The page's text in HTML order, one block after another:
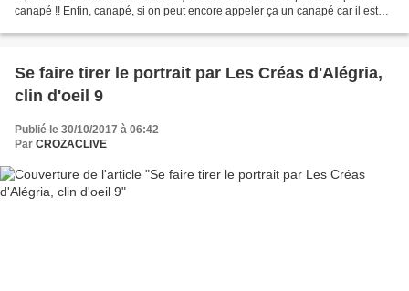
canapé !! Enfin, canapé, si on peut encore appeler ça un canapé car il est
Se faire tirer le portrait par Les Créas d'Alégria,
clin d'oeil 9
Publié le 30/10/2017 à 06:42
Par CROZACLIVE